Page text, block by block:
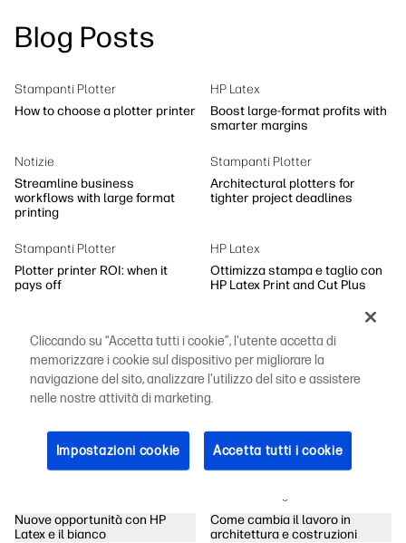
Soluzioni di flusso di lavoro
Blog Posts
Stampanti Plotter
How to choose a plotter printer
HP Latex
Boost large-format profits with
smarter margins
Notizie
Streamline business
workflows with large format
printing
Stampanti Plotter
Architectural plotters for
tighter project deadlines
Stampanti Plotter
Plotter printer ROI: when it
pays off
HP Latex
Ottimizza stampa e taglio con
HP Latex Print and Cut Plus
Tre trend per innovare la
stampa di grande formato
Grande formato: la nuova
opportunità per la stampa
professionale
Webinars
Nuove opportunità con HP
Latex e il bianco
Come cambia il lavoro in
architettura e costruzioni
Cliccando su “Accetta tutti i cookie”, l'utente accetta di
memorizzare i cookie sul dispositivo per migliorare la
navigazione del sito, analizzare l'utilizzo del sito e assistere
nelle nostre attività di marketing.
Impostazioni cookie Accetta tutti i cookie